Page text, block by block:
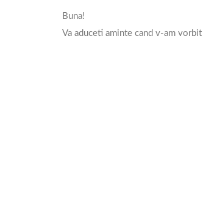
Buna!
Va aduceti aminte cand v-am